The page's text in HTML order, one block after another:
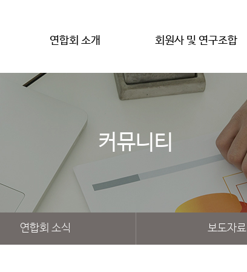
연합회 소개 회원사 및 연구조합
커뮤니티
연합회 소식 보도자료